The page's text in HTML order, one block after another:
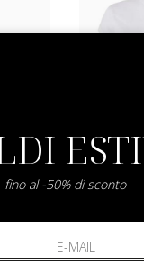
T-
fino al -50% di sconto